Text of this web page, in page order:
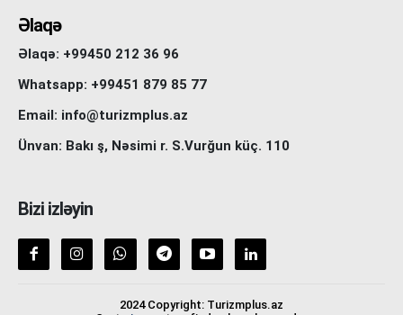
Əlaqə
Əlaqə: +99450 212 36 96
Whatsapp: +99451 879 85 77
Email: info@turizmplus.az
Ünvan: Bakı ş, Nəsimi r. S.Vurğun küç. 110
Bizi izləyin
2024 Copyright: Turizmplus.az